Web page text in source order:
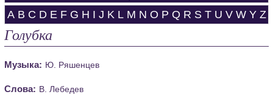
A B C D E F G H I J K L M N O P Q R S T U V W Y Z
Голубка
Музыка: Ю. Ряшенцев
Слова: В. Лебедев